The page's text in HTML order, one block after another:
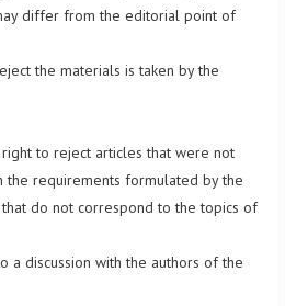
differ from the editorial point of
the materials is taken by the
to reject articles that were not
the requirements formulated by the
do not correspond to the topics of
a discussion with the authors of the